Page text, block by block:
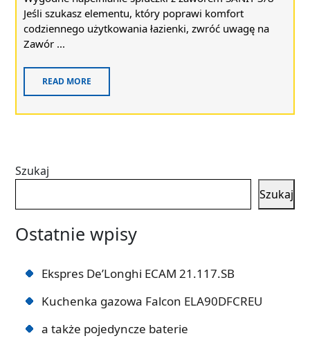
Jeśli szukasz elementu, który poprawi komfort
codziennego użytkowania łazienki, zwróć uwagę na
Zawór ...
READ MORE
Szukaj
Szukaj
Ostatnie wpisy
Ekspres De’Longhi ECAM 21.117.SB
Kuchenka gazowa Falcon ELA90DFCREU
a także pojedyncze baterie